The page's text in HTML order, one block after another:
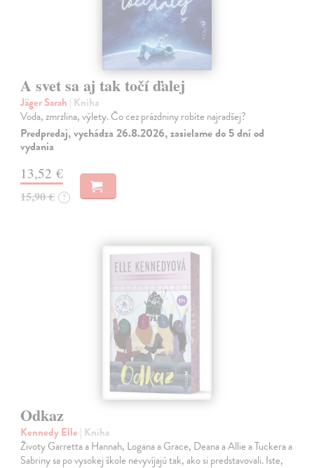
A svet sa aj tak točí ďalej
Jäger Sarah | Kniha
Voda, zmrzlina, výlety. Čo cez prázdniny robíte najradšej?
Predpredaj, vychádza 26.8.2026, zasielame do 5 dní od
vydania
13,52 €
15,90 € ?
Odkaz
Kennedy Elle | Kniha
Životy Garretta a Hannah, Logana a Grace, Deana a Allie a Tuckera a
Sabriny sa po vysokej škole nevyvíjajú tak, ako si predstavovali. Iste,